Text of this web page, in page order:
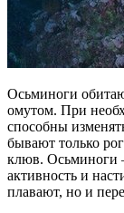
Осьминоги
омутом. При
способны
бывают только
клюв. Осьминоги
активность и
плавают, но и